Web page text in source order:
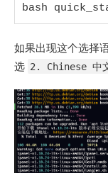
bash
如果出现这个选择
选 2. Chinese 中